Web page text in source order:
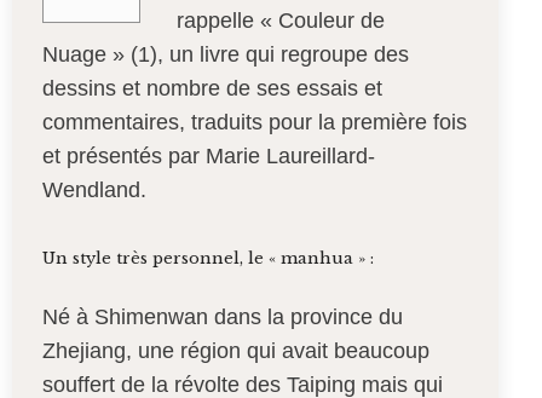
rappelle « Couleur de
Nuage » (1), un livre qui regroupe des
dessins et nombre de ses essais et
commentaires, traduits pour la première fois
et présentés par Marie Laureillard-
Wendland.
Un style très personnel, le « manhua » :
Né à Shimenwan dans la province du
Zhejiang, une région qui avait beaucoup
souffert de la révolte des Taiping mais qui